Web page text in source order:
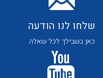
שלחו לנו הודעה
כאן בשבילך לכל שאלה